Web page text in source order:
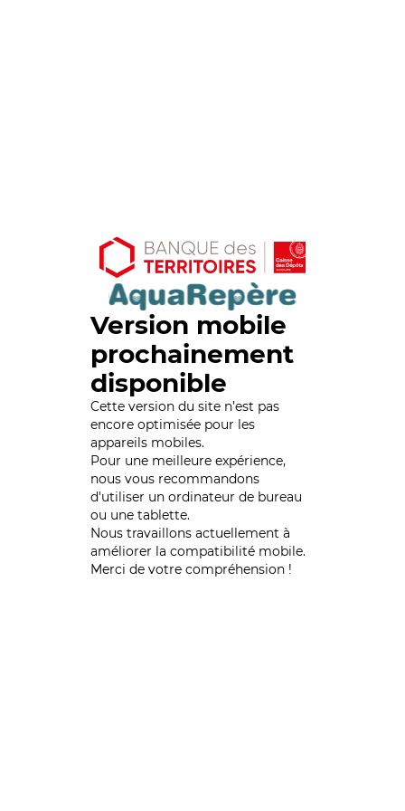
Version mobile
prochainement
disponible
Cette version du site n’est pas
encore optimisée pour les
appareils mobiles.
Pour une meilleure expérience,
nous vous recommandons
d'utiliser un ordinateur de bureau
ou une tablette.
Nous travaillons actuellement à
améliorer la compatibilité mobile.
Merci de votre compréhension !